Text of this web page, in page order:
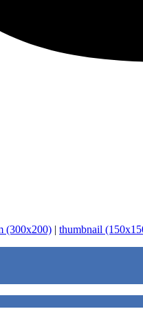
(300x200) | thumbnail